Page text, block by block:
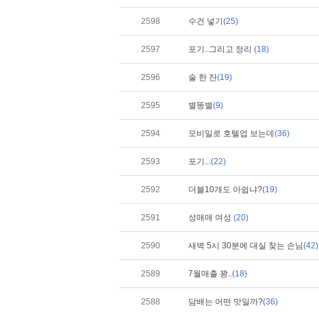
2598 수건 넣기 (25)
2597 포기..그리고 정리 (18)
2596 술 한 잔(19)
2595 별똥별(9)
2594 모비일로 호텔업 보는데 (36)
2593 포기...(22)
2592 더블10개도 아쉽냐?(19)
2591 성매매 여성 (20)
2590 새벽 5시 30분에 대실 찾는 손님(42)
2589 7월매출 꽝..(18)
2588 담배는 어떤 맛일까?(36)